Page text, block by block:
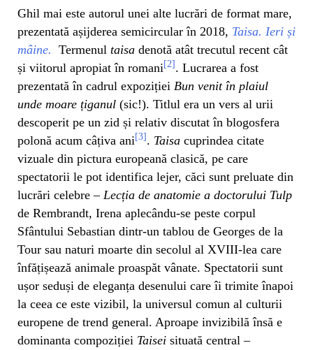
Ghil mai este autorul unei alte lucrări de format mare,
prezentată așijderea semicircular în 2018, Taisa. Ieri și
mâine. Termenul taisa denotă atât trecutul recent cât
și viitorul apropiat în romani [2] . Lucrarea a fost
prezentată în cadrul expoziției Bun venit în plaiul
unde moare țiganul (sic!). Titlul era un vers al urii
descoperit pe un zid și relativ discutat în blogosfera
polonă acum câțiva ani [3] . Taisa cuprindea citate
vizuale din pictura europeană clasică, pe care
spectatorii le pot identifica lejer, căci sunt preluate din
lucrări celebre – Lecția de anatomie a doctorului Tulp
de Rembrandt, Irena aplecându-se peste corpul
Sfântului Sebastian dintr-un tablou de Georges de la
Tour sau naturi moarte din secolul al XVIII-lea care
înfățișează animale proaspăt vânate. Spectatorii sunt
ușor seduși de eleganța desenului care îi trimite înapoi
la ceea ce este vizibil, la universul comun al culturii
europene de trend general. Aproape invizibilă însă e
dominanta compoziției Taisei situată central –